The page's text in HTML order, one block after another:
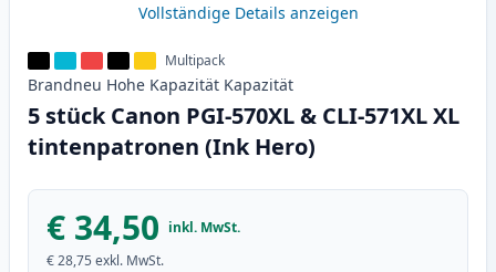
Vollständige Details anzeigen
Multipack
Brandneu Hohe Kapazität Kapazität
5 stück Canon PGI-570XL & CLI-571XL XL
tintenpatronen (Ink Hero)
€ 34,50 inkl. MwSt.
€ 28,75 exkl. MwSt.